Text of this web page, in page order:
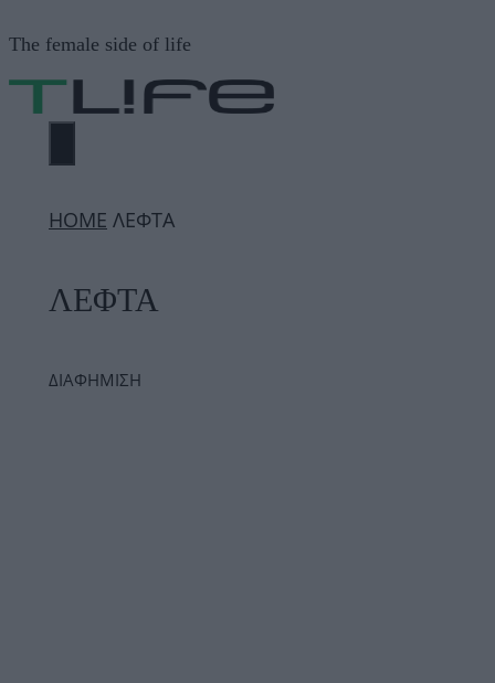
σε
περιεχόμενο
The female side of life
ΜΕΝΟΎ
ΗΟΜΕ ΛΕΦΤΑ
ΛΕΦΤΑ
ΔΙΑΦΗΜΙΣΗ